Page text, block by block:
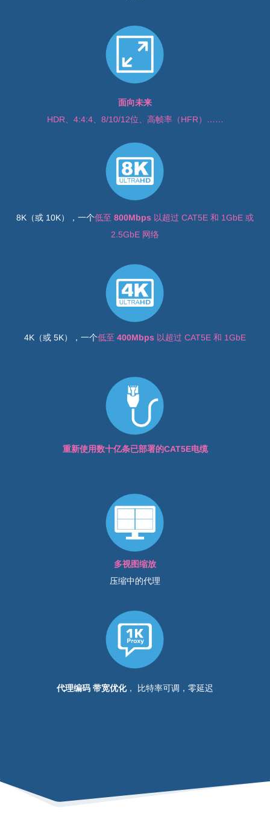
面向未来
HDR、4:4:4、8/10/12位、高帧率（HFR）……
8K（或 10K），一个低至 800Mbps 以超过 CAT5E 和 1GbE 或
2.5GbE 网络
4K（或 5K），一个低至 400Mbps 以超过 CAT5E 和 1GbE
重新使用数十亿条已部署的CAT5E电缆
多视图缩放
压缩中的代理
代理编码 带宽优化， 比特率可调，零延迟